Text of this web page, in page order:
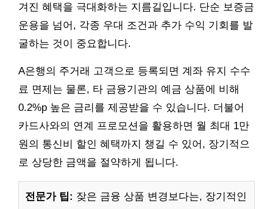
겨진 혜택을 극대화하는 지름길입니다. 단순 보증금
운용을 넘어, 각종 우대 조건과 추가 수익 기회를 발
굴하는 것이 중요합니다.
A은행의 주거래 고객으로 등록되면 계좌 유지 수수
료 면제는 물론, 타 금융기관의 예금 상품에 비해
0.2%p 높은 금리를 제공받을 수 있습니다. 더불어
카드사와의 연계 프로모션을 활용하면 월 최대 1만
원의 통신비 할인 혜택까지 챙길 수 있어, 장기적으
로 상당한 금액을 절약하게 됩니다.
전문가 팁: 잦은 금융 상품 변경보다는, 장기적인